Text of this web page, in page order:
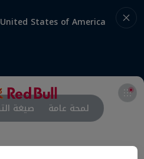
States of America
لمحة عامة صيغة